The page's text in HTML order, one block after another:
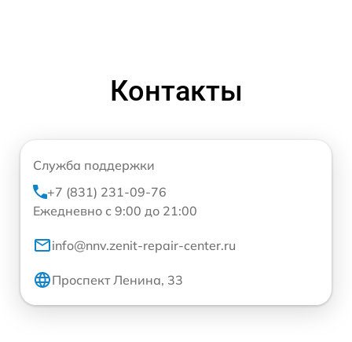
Контакты
Служба поддержки
+7 (831) 231-09-76
Ежедневно с 9:00 до 21:00
info@nnv.zenit-repair-center.ru
Проспект Ленина, 33